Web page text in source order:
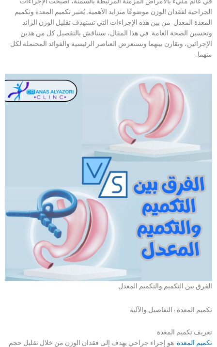
الجراحية لفقدان الوزن موضوعًا متزايد الأهمية. يُعتبر تكميم المعدة وتكميم
المعدة المعدل من بين هذه الإجراءات التي تستهدف تقليل الوزن الزائد
وتحسين الصحة العامة. في هذا المقال، سنناقش بالتفصيل كل من هذين
الإجرائين، ونقارن بينهما ونستعرض العناصر الرئيسية والفوائد المحتملة لكل
منهما.
الفرق بين التكميم والتكميم المعدل
تكميم المعدة : التفاصيل والآلية
تعريف تكميم المعدة
تكميم المعدة هو إجراء جراحي يهدف إلى فقدان الوزن من خلال تقليل حجم